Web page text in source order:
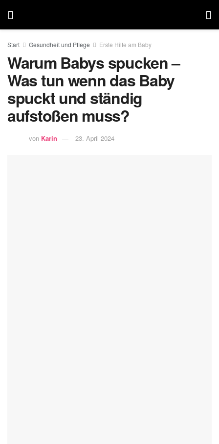
Start Gesundheit und Pflege Erste Hilfe am Baby
Warum Babys spucken –
Was tun wenn das Baby
spuckt und ständig
aufstoßen muss?
von Karin 23. April 2024